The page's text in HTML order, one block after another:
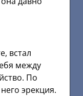
встал
между
По
эрекция.